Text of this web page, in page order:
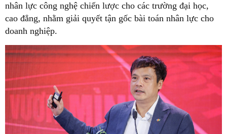
nhân lực công nghệ chiến lược cho các trường đại học,
cao đẳng, nhằm giải quyết tận gốc bài toán nhân lực cho
doanh nghiệp.